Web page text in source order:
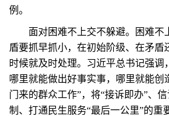
例。
面对困难不上交不躲避。困难不
盾要抓早抓小，在初始阶级、在矛盾
时候就及时处理。习近平总书记强调
哪里就能做出好事实事，哪里就能创
门来的群众工作”，将“接诉即办”、
制、打通民生服务“最后一公里”的重